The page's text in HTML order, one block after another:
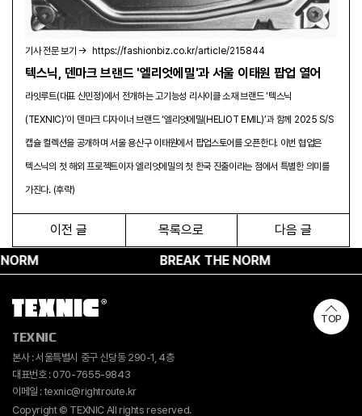
기사 전문 보기 → https://fashionbiz.co.kr/article/215844
텍스닉, 덴마크 브랜드 '엘리엇에밀'과 서울 이태원 팝업 열어
라잇루트(대표 신민정)에서 전개하는 고기능성 리사이클 소재 브랜드 ‘텍스닉
(TEXNIC)’이 덴마크 디자이너 브랜드 ‘엘리엇에밀(HELIOT EMIL)’과 함께 2025 S/S
캡슐 컬렉션을 공개하며 서울 용산구 이태원에서 팝업스토어를 오픈한다. 이번 협업은
텍스닉의 첫 해외 프로젝트이자 엘리엇에밀의 첫 한국 진출이라는 점에서 특별한 의미를
가진다. (후략)
이전 글 목록으로
다음 글
BREAK THE NORM
TEXNIC
본사 : 서울특별시 중구 신당동 290-1, 4층
대표번호 : 070-7655-9843
이메일 : texnic@rightroute.kr
Copyright © TEXNIC All rights reserved.
TOP